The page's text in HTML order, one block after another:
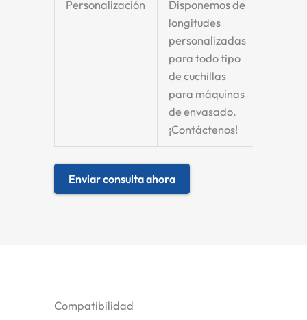
Personalización
Disponemos de
longitudes
personalizadas
para todo tipo
de cuchillas
para máquinas
de envasado.
¡Contáctenos!
Enviar consulta ahora
Compatibilidad